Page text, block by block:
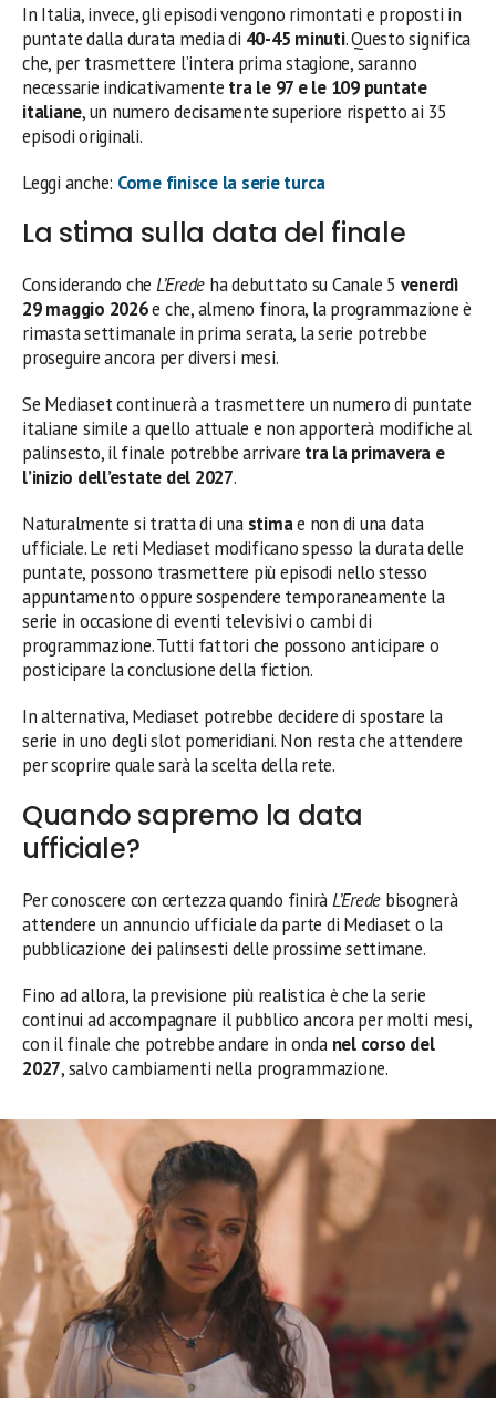
In Italia, invece, gli episodi vengono rimontati e proposti in
puntate dalla durata media di 40-45 minuti. Questo significa
che, per trasmettere l’intera prima stagione, saranno
necessarie indicativamente tra le 97 e le 109 puntate
italiane, un numero decisamente superiore rispetto ai 35
episodi originali.
Leggi anche: Come finisce la serie turca
La stima sulla data del finale
Considerando che L’Erede ha debuttato su Canale 5 venerdì
29 maggio 2026e che, almeno finora, la programmazione è
rimasta settimanale in prima serata, la serie potrebbe
proseguire ancora per diversi mesi.
Se Mediaset continuerà a trasmettere un numero di puntate
italiane simile a quello attuale e non apporterà modifiche al
palinsesto, il finale potrebbe arrivare tra la primavera e
l’inizio dell’estate del 2027.
Naturalmente si tratta di una stimae non di una data
ufficiale. Le reti Mediaset modificano spesso la durata delle
puntate, possono trasmettere più episodi nello stesso
appuntamento oppure sospendere temporaneamente la
serie in occasione di eventi televisivi o cambi di
programmazione. Tutti fattori che possono anticipare o
posticipare la conclusione della fiction.
In alternativa, Mediaset potrebbe decidere di spostare la
serie in uno degli slot pomeridiani. Non resta che attendere
per scoprire quale sarà la scelta della rete.
Quando sapremo la data
ufficiale?
Per conoscere con certezza quando finiràL’Erede bisognerà
attendere un annuncio ufficiale da parte di Mediaset o la
pubblicazione dei palinsesti delle prossime settimane.
Fino ad allora, la previsione più realistica è che la serie
continui ad accompagnare il pubblico ancora per molti mesi,
con il finale che potrebbe andare in onda nel corso del
2027, salvo cambiamenti nella programmazione.